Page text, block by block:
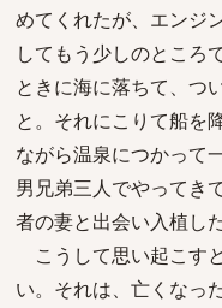
めてくれたが、エンジ
してもう少しのところ
ときに海に落ちて、つ
と。それにこりて船を
ながら温泉につかって
男兄弟三人でやってき
者の妻と出会い入植し
こうして思い起こす
い。それは、亡くなっ